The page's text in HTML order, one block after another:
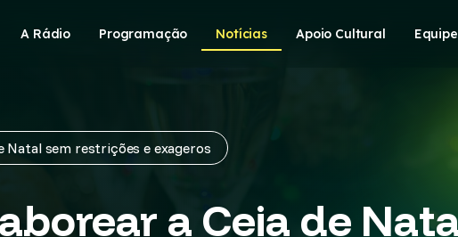
A Rádio Programação Notícias Apoio Cultural Equipe
Natal sem restrições e exageros
a Ceia de